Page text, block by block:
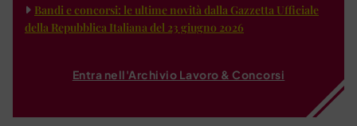
Bandi e concorsi: le ultime novità dalla Gazzetta Ufficiale
della Repubblica Italiana del 23 giugno 2026
Entra nell'Archivio Lavoro & Concorsi